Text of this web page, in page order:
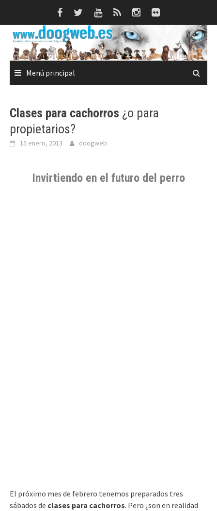
Menú principal
Clases para cachorros ¿o para
propietarios?
15 enero, 2013 doogweb
Invirtiendo en el futuro del perro
El próximo mes de febrero tenemos preparados tres
sábados de clases para cachorros. Pero ¿son en realidad